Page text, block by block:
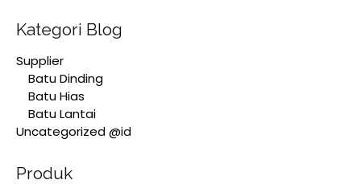
Kategori Blog
Supplier
Batu Dinding
Batu Hias
Batu Lantai
Uncategorized @id
Produk